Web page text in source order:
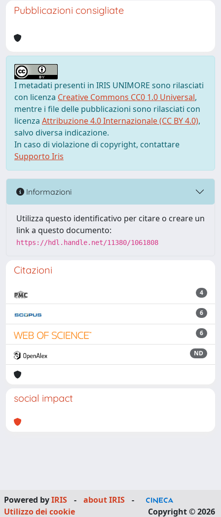
Pubblicazioni consigliate
I metadati presenti in IRIS UNIMORE sono rilasciati
con licenza Creative Commons CC0 1.0 Universal,
mentre i file delle pubblicazioni sono rilasciati con
licenza Attribuzione 4.0 Internazionale (CC BY 4.0),
salvo diversa indicazione.
In caso di violazione di copyright, contattare
Supporto Iris
Informazioni
Utilizza questo identificativo per citare o creare un
link a questo documento:
https://hdl.handle.net/11380/1061808
Citazioni
4
6
6
ND
social impact
Powered byIRIS - about IRIS
-
Utilizzo dei cookie
Copyright © 2026